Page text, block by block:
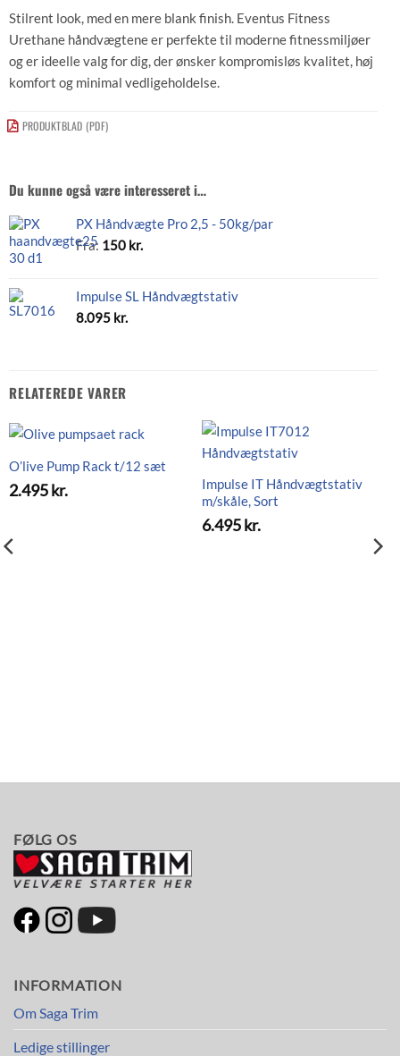
Stilrent look, med en mere blank finish. Eventus Fitness
Urethane håndvægtene er perfekte til moderne fitnessmiljøer
og er ideelle valg for dig, der ønsker kompromisløs kvalitet, høj
komfort og minimal vedligeholdelse.
PRODUKTBLAD (PDF)
Du kunne også være interesseret i…
PX Håndvægte Pro 2,5 - 50kg/par
Fra: 150 kr.
Impulse SL Håndvægtstativ
8.095 kr.
RELATEREDE VARER
O’live Pump Rack t/12 sæt
2.495kr.
Impulse IT Håndvægtstativ
m/skåle, Sort
6.495kr.
FØLG OS
INFORMATION
Om Saga Trim
Ledige stillinger